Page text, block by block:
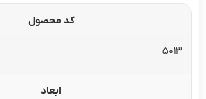
کد محصول
5013
ابعاد